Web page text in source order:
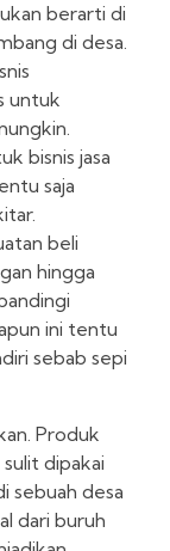
berarti di
di desa.
untuk
bisnis jasa
saja
beli
hingga
ini tentu
sebab sepi
Produk
dipakai
sebuah desa
dari buruh